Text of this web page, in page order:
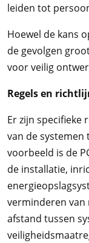
leiden tot
Hoewel de kans
de gevolgen
voor veilig
Regels en
Er zijn specifieke
van de systemen
voorbeeld is de
de installatie,
verminderen van
afstand tussen